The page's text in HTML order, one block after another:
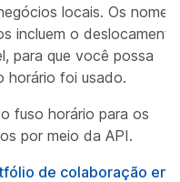
locais. Os nomes
incluem o deslocamento
para que você possa
horário foi usado.
fuso horário para os
por meio da API.
de colaboração em